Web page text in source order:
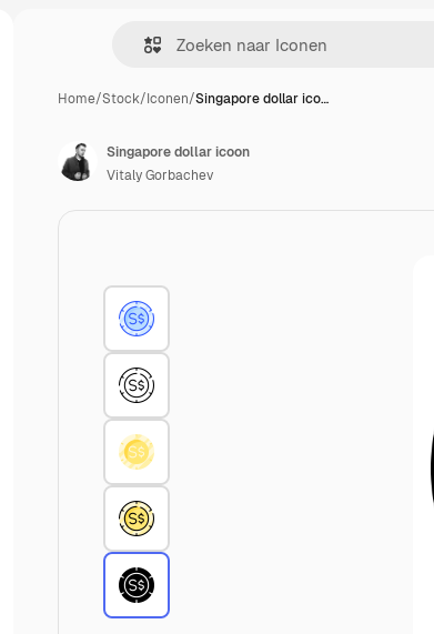
Home/Stock/Iconen/Singapore dollar ico…
Singapore dollar icoon
Vitaly Gorbachev